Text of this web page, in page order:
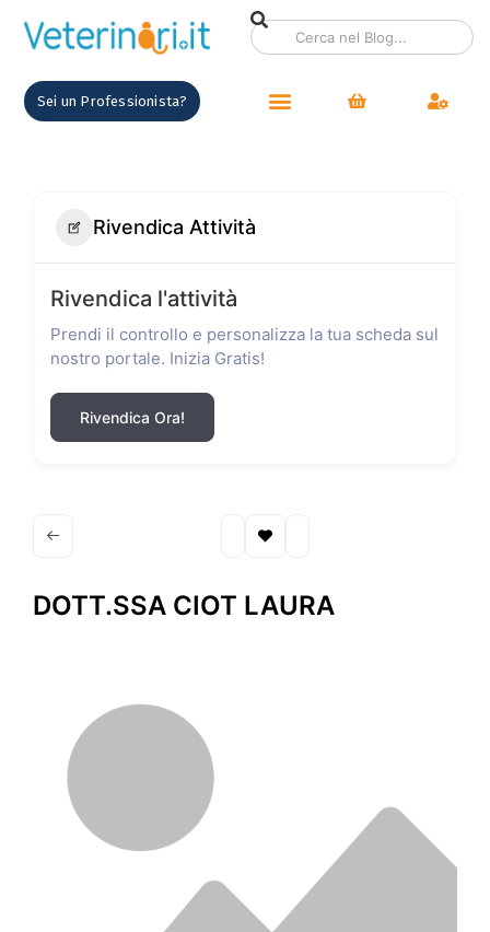
Sei un Professionista?
Rivendica Attività
Rivendica l'attività
Prendi il controllo e personalizza la tua scheda sul
nostro portale. Inizia Gratis!
Rivendica Ora!
DOTT.SSA CIOT LAURA